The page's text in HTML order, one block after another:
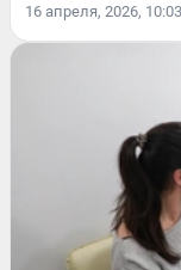
16 апреля, 2026, 10:03